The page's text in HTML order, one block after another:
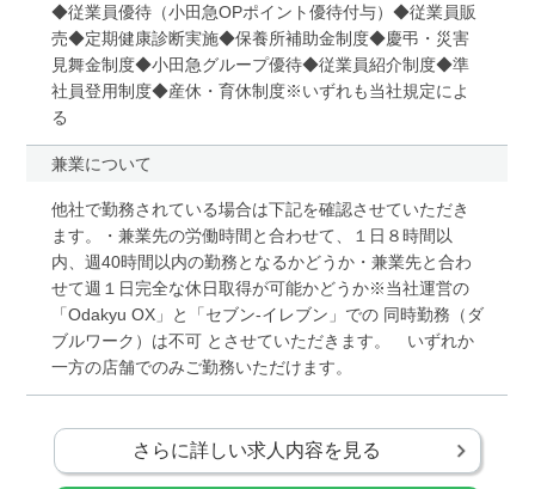
◆従業員優待（小田急OPポイント優待付与）◆従業員販
売◆定期健康診断実施◆保養所補助金制度◆慶弔・災害
見舞金制度◆小田急グループ優待◆従業員紹介制度◆準
社員登用制度◆産休・育休制度※いずれも当社規定によ
る
兼業について
他社で勤務されている場合は下記を確認させていただき
ます。・兼業先の労働時間と合わせて、１日８時間以
内、週40時間以内の勤務となるかどうか・兼業先と合わ
せて週１日完全な休日取得が可能かどうか※当社運営の
「Odakyu OX」と「セブン-イレブン」での 同時勤務（ダ
ブルワーク）は不可 とさせていただきます。 いずれか
一方の店舗でのみご勤務いただけます。
さらに詳しい求人内容を見る